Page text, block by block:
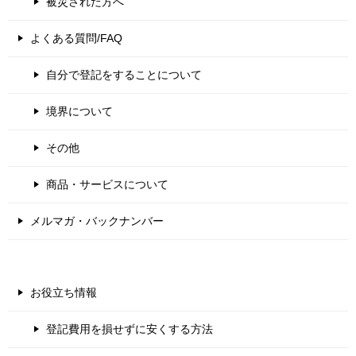
よくある質問/FAQ
自分で登記をすることについて
境界について
その他
商品・サービスについて
メルマガ・バックナンバー
お役立ち情報
登記費用を損せずに安くする方法